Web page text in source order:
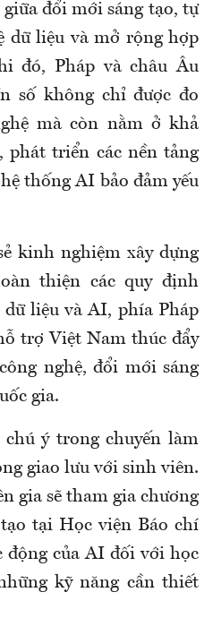
đổi mới sáng tạo, tự
dữ liệu và mở rộng hợp
đó, Pháp và châu Âu
số không chỉ được đo
mà còn nằm ở khả
phát triển các nền tảng
thống AI bảo đảm yếu
kinh nghiệm xây dựng
thiện các quy định
liệu và AI, phía Pháp
trợ Việt Nam thúc đẩy
nghệ, đổi mới sáng
gia.
ý trong chuyến làm
giao lưu với sinh viên.
gia sẽ tham gia chương
tại Học viện Báo chí
động của AI đối với học
kỹ năng cần thiết